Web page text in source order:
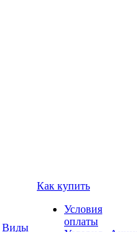
Виды
Как купить
Условия
оплаты